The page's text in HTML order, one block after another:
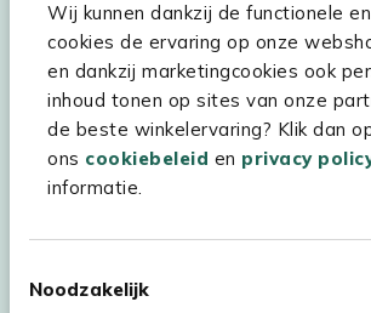
Wij kunnen dankzij de functionele
cookies de ervaring op onze
en dankzij marketingcookies ook
inhoud tonen op sites van onze
de beste winkelervaring? Klik dan
ons cookiebeleid en privacy
informatie.
Noodzakelijk
Assortiment
Kees Smit Tuinmeubelen
Experience Stores XXL